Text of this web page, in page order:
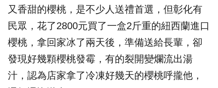
又香甜的櫻桃，是不少人送禮首選，但彰化有
民眾，花了2800元買了一盒2斤重的紐西蘭進口
櫻桃，拿回家冰了兩天後，準備送給長輩，卻
發現好幾顆櫻桃發霉，有的裂開變爛流出湯
汁，認為店家拿了冷凍好幾天的櫻桃呼攏他，